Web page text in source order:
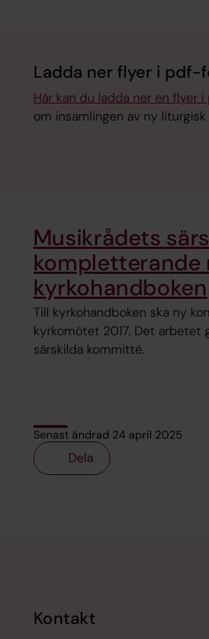
Ladda ner flyer i pdf-
Här kan du ladda ner en
om insamlingen av ny liturgisk
Musikrådets
kompletterande
kyrkohandboken
Till kyrkohandboken ska ny
kyrkomötet 2017. Det arbetet
särskilda kommitté.
Senast ändrad 24 april 2025
Dela
Kontakt